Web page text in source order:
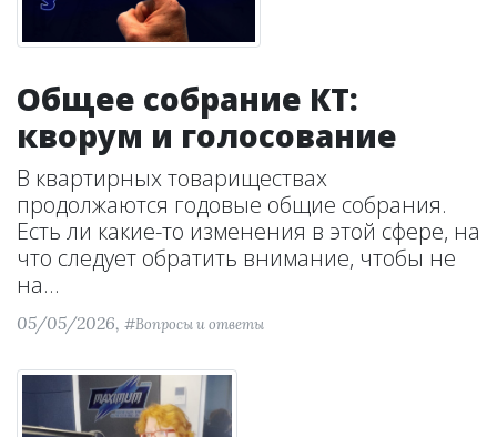
Общее собрание КТ:
кворум и голосование
В квартирных товариществах
продолжаются годовые общие собрания.
Есть ли какие-то изменения в этой сфере, на
что следует обратить внимание, чтобы не
на...
05/05/2026, #Вопросы и ответы